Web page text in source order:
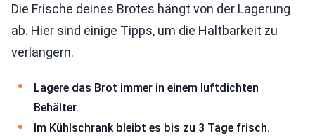
Die Frische deines Brotes hängt von der Lagerung
ab. Hier sind einige Tipps, um die Haltbarkeit zu
verlängern.
Lagere das Brot immer in einem luftdichten
Behälter.
Im Kühlschrank bleibt es bis zu 3 Tage frisch.